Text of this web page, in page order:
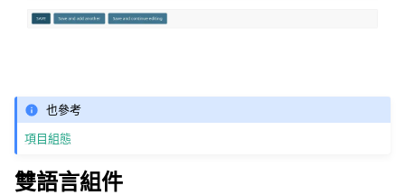
也參考
項目組態
雙語言組件